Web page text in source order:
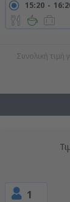
15:20
Συνολική τιμή
1